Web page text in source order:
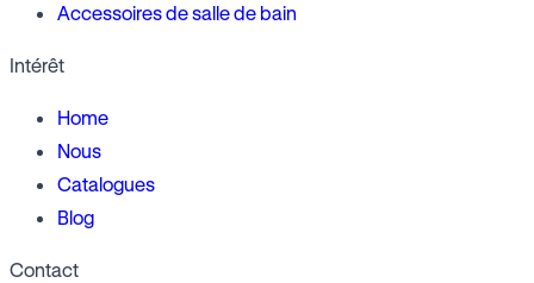
Accessoires de salle de bain
Intérêt
Home
Nous
Catalogues
Blog
Contact